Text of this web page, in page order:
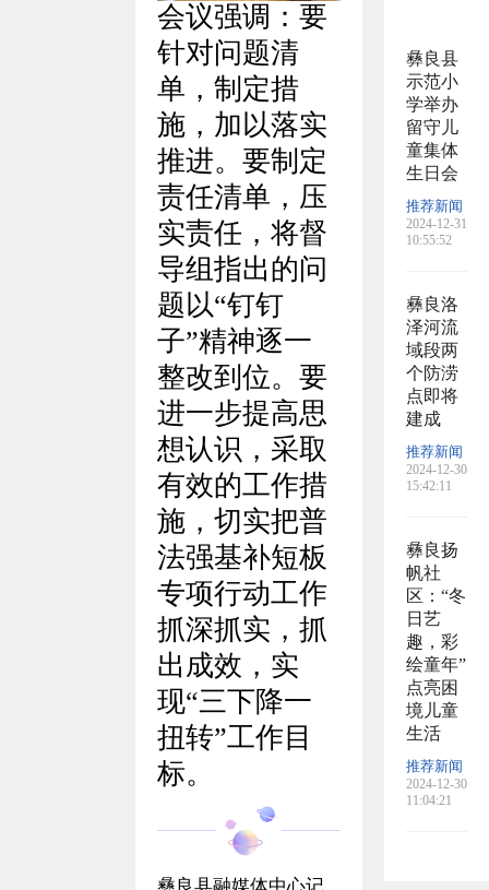
会议强调 ： 要
针对问题清
单，制定措
施，加以落实
推进。要制定
责任清单，压
实责任，将督
导组指出的问
题以“钉钉
子”精神逐一
整改到位。要
进一步提高思
想认识，采取
有效的工作措
施，切实把普
法强基补短板
专项行动工作
抓深抓实，抓
出成效，实
现“三下降一
扭转”工作目
标。
彝良县融媒体中心记
彝良县
示范小
学举办
留守儿
童集体
生日会
推荐新闻
2024-12-31
10:55:52
彝良洛
泽河流
域段两
个防涝
点即将
建成
推荐新闻
2024-12-30
15:42:11
彝良扬
帆社
区：“冬
日艺
趣，彩
绘童年”
点亮困
境儿童
生活
推荐新闻
2024-12-30
11:04:21